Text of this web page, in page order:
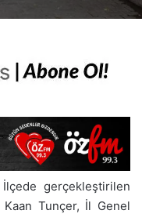
İlçede gerçekleştirilen
Kaan Tunçer, İl Genel